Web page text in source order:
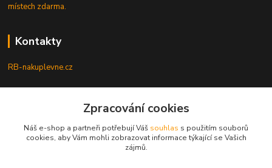
místech zdarma.
Kontakty
RB-nakuplevne.cz
+420 222722421
info@rb-nakuplevne.cz
Zpracování cookies
Náš e-shop a partneři potřebují Váš souhlas s použitím souborů
cookies, aby Vám mohli zobrazovat informace týkající se Vašich
zájmů.